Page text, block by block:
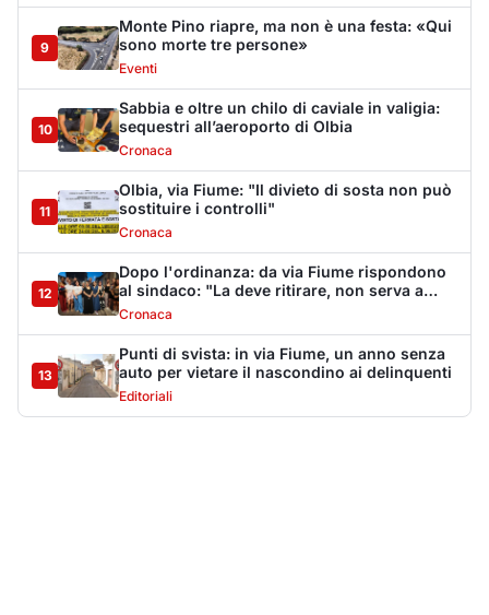
13
Punti di svista: in via Fiume, un anno senza
auto per vietare il nascondino ai delinquenti
Editoriali